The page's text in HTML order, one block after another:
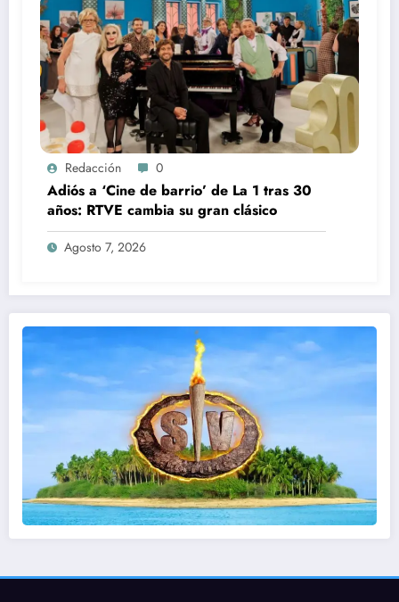
Redacción 0
Adiós a ‘Cine de barrio’ de La 1 tras 30
años: RTVE cambia su gran clásico
Agosto 7, 2026